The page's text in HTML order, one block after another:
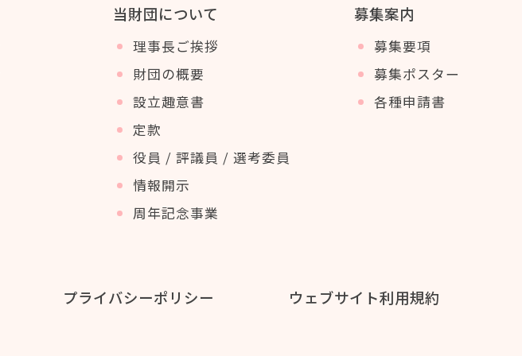
当財団について
理事長ご挨拶
財団の概要
設立趣意書
定款
役員 / 評議員 / 選考委員
情報開示
周年記念事業
募集案内
募集要項
募集ポスター
各種申請書
プライバシーポリシー ウェブサイト利用規約